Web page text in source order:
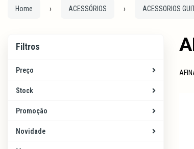
Home ACESSÓRIOS ACESSORIOS
Filtros
Preço
Stock
Promoção
Novidade